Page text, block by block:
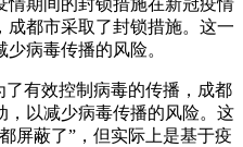
都市采取了封锁措施。这一
病毒传播的风险。
了有效控制病毒的传播，成都
，以减少病毒传播的风险。这
屏蔽了”，但实际上是基于疫